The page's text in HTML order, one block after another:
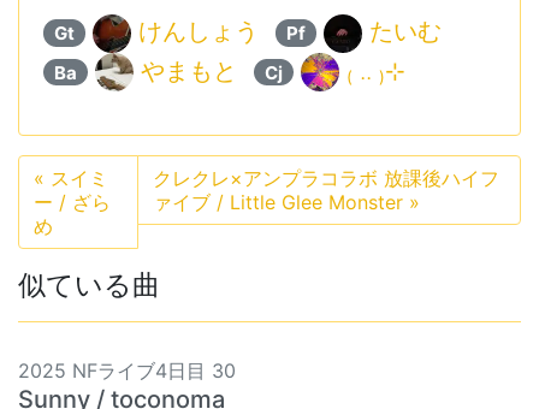
Gt けんしょう Pf たいむ
Ba やまもと Cj ₍ .. ₎⊹
« スイミ
ー / ざら
め
クレクレ×アンプラコラボ 放課後ハイフ
ァイブ / Little Glee Monster »
似ている曲
2025 NFライブ4日目 30
Sunny / toconoma